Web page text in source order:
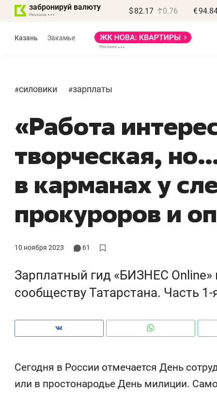
забронируй валюту $ 82.17 0.76 €
Казань Закамье
#силовики #зарплаты
«Работа
творческая,
в карманах у
прокуроров и
10 ноября 2023 61
Зарплатный гид «БИЗНЕС Online»
сообществу Татарстана. Часть 1-
Сегодня в России отмечается День
или в простонародье День милиции.